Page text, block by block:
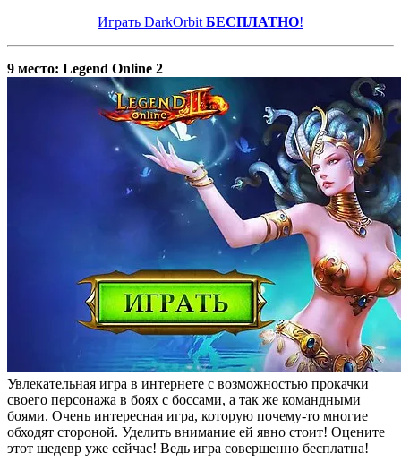
Играть DarkOrbit БЕСПЛАТНО!
9 место: Legend Online 2
Увлекательная игра в интернете с возможностью прокачки
своего персонажа в боях с боссами, а так же командными
боями. Очень интересная игра, которую почему-то многие
обходят стороной. Уделить внимание ей явно стоит! Оцените
этот шедевр уже сейчас! Ведь игра совершенно бесплатна!